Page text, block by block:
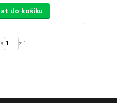
do košíku
z 1